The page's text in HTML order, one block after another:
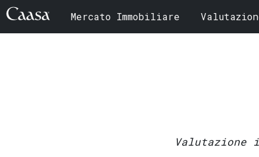
Mercato Immobiliare
Valutazione